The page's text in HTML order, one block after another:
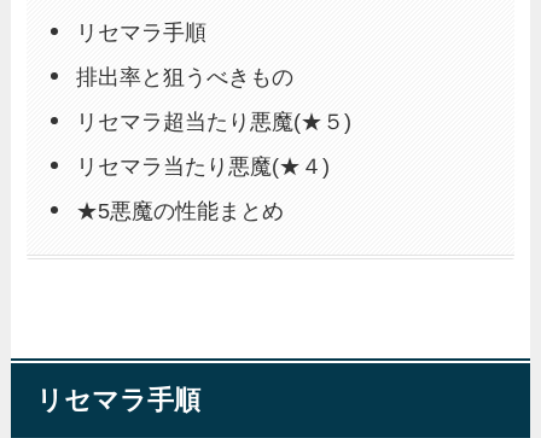
リセマラ手順
排出率と狙うべきもの
リセマラ超当たり悪魔(★５)
リセマラ当たり悪魔(★４)
★5悪魔の性能まとめ
リセマラ手順